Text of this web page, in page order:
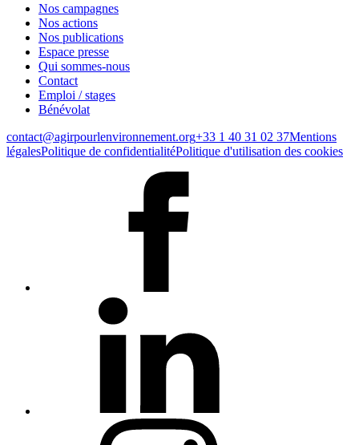
Nos campagnes
Nos actions
Nos publications
Espace presse
Qui sommes-nous
Contact
Emploi / stages
Bénévolat
contact@agirpourlenvironnement.org+33 1 40 31 02 37Mentions
légalesPolitique de confidentialitéPolitique d'utilisation des cookies